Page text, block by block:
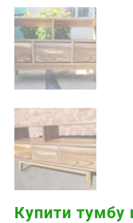
Купити тумбу